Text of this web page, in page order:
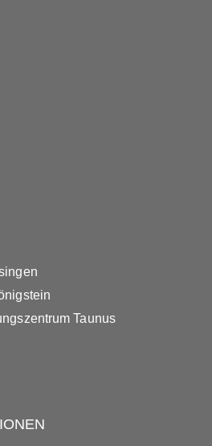
Taunus